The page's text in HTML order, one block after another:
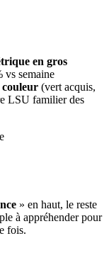
en gros
vs semaine
couleur (vert acquis,
LSU familier des
» en haut, le reste
à appréhender pour
fois.